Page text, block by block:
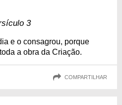
3
e o consagrou, porque
a obra da Criação.
COMPARTILHAR